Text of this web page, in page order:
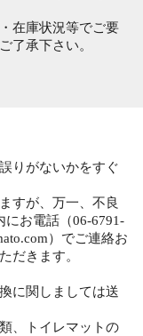
在庫状況等でご要
了承下さい。
りがないかをすぐ
すが、万一、不良
にお電話（06-6791-
）でご連絡お
だきます。
に関しましては送
、トイレマットの